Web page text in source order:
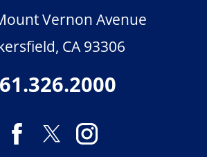
Vernon Avenue
, CA 93306